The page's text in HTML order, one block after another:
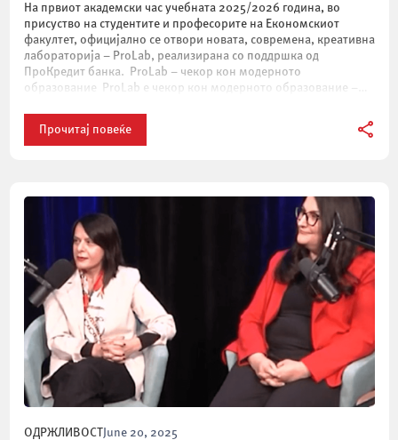
На првиот академски час учебната 2025/2026 година, во
присуство на студентите и професорите на Економскиот
факултет, официјално се отвори новата, современа, креативна
лабораторија – ProLab, реализирана со поддршка од
ПроКредит банка. ProLab – чекор кон модерното
образование ProLab е чекор кон модерното образование –
Прочитај повеќе
ОДРЖЛИВОСТJune 20, 2025